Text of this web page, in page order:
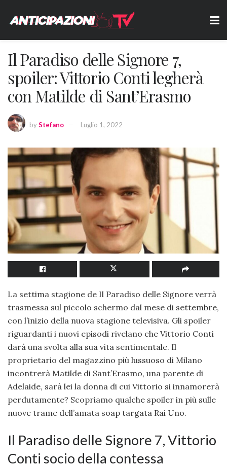
Il Paradiso delle Signore 7,
spoiler: Vittorio Conti legherà
con Matilde di Sant’Erasmo
byStefano Luglio 1, 2022
La settima stagione de Il Paradiso delle Signore verrà
trasmessa sul piccolo schermo dal mese di settembre,
con l’inizio della nuova stagione televisiva. Gli spoiler
riguardanti i nuovi episodi rivelano che Vittorio Conti
darà una svolta alla sua vita sentimentale. Il
proprietario del magazzino più lussuoso di Milano
incontrerà Matilde di Sant’Erasmo, una parente di
Adelaide, sarà lei la donna di cui Vittorio si innamorerà
perdutamente? Scopriamo qualche spoiler in più sulle
nuove trame dell’amata soap targata Rai Uno.
Il Paradiso delle Signore 7, Vittorio
Conti socio della contessa